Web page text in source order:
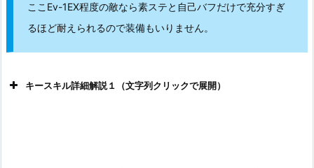
ここEv-1EX程度の敵なら素ステと自己バフだけで充分すぎ
るほど耐えられるので装備もいりません。
キースキル詳細解説１（文字列クリックで展開）